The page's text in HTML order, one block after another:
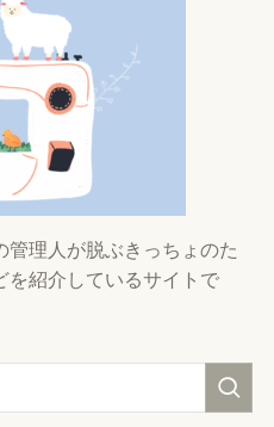
管理人が脱ぶきっちょのた
を紹介しているサイトで